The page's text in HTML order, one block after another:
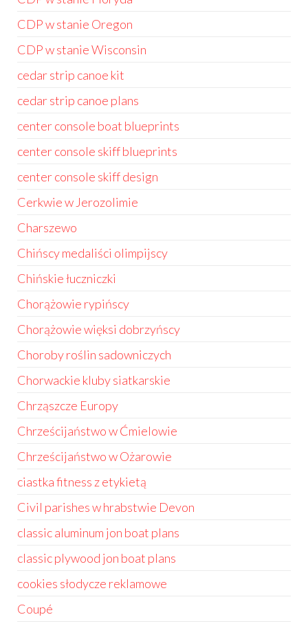
CDP w stanie Oregon
CDP w stanie Wisconsin
cedar strip canoe kit
cedar strip canoe plans
center console boat blueprints
center console skiff blueprints
center console skiff design
Cerkwie w Jerozolimie
Charszewo
Chińscy medaliści olimpijscy
Chińskie łuczniczki
Chorążowie rypińscy
Chorążowie więksi dobrzyńscy
Choroby roślin sadowniczych
Chorwackie kluby siatkarskie
Chrząszcze Europy
Chrześcijaństwo w Ćmielowie
Chrześcijaństwo w Ożarowie
ciastka fitness z etykietą
Civil parishes w hrabstwie Devon
classic aluminum jon boat plans
classic plywood jon boat plans
cookies słodycze reklamowe
Coupé